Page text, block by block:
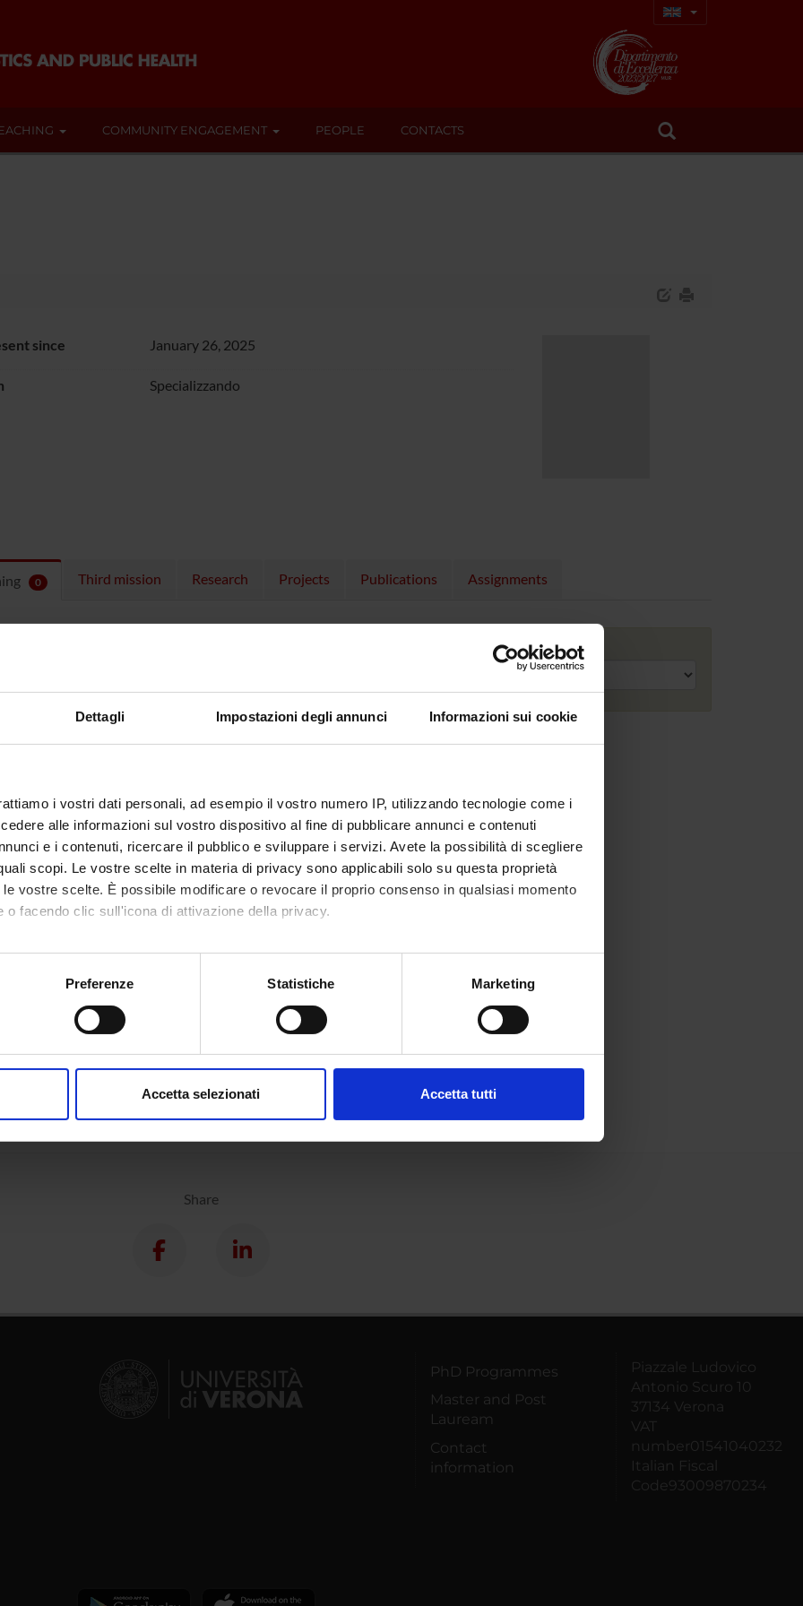
Dettagli Impostazioni degli annunci Informazioni sui cookie
i vostri dati personali, ad esempio il vostro numero IP, utilizzando tecnologie come i
alle informazioni sul vostro dispositivo al fine di pubblicare annunci e contenuti
e i contenuti, ricercare il pubblico e sviluppare i servizi. Avete la possibilità di scegliere
scopi. Le vostre scelte in materia di privacy sono applicabili solo su questa proprietà
vostre scelte. È possibile modificare o revocare il proprio consenso in qualsiasi momento
o facendo clic sull'icona di attivazione della privacy.
anche:
sulla tua posizione geografica, con un'approssimazione di qualche metro,
in qualsiasi momento dalla Dichiarazione sui cookie.
Preferenze Statistiche Marketing
Accetta selezionati Accetta tutti
COMMUNITY ENGAGEMENT PEOPLE CONTACTS
since January 26, 2025
Specializzando
0 Third mission Research Projects Publications Assignments
the module to see the timetable and course details.
Academic year
Share
PhD Programmes
Master and Post
Lauream
Contact
information
Piazzale Ludovico
Antonio Scuro 10
37134 Verona
VAT
number01541040232
Italian Fiscal
Code93009870234